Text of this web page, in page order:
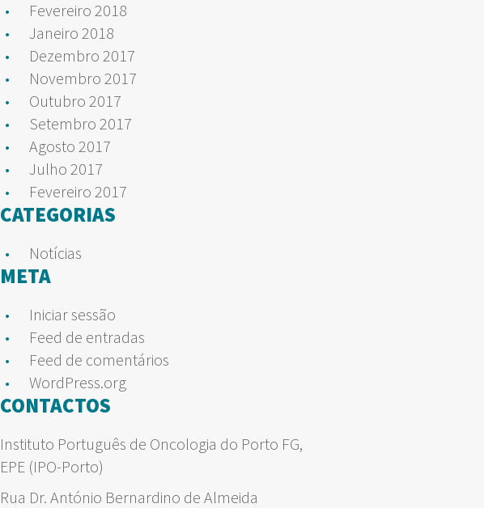
Fevereiro 2018
Janeiro 2018
Dezembro 2017
Novembro 2017
Outubro 2017
Setembro 2017
Agosto 2017
Julho 2017
Fevereiro 2017
CATEGORIAS
Notícias
META
Iniciar sessão
Feed de entradas
Feed de comentários
WordPress.org
CONTACTOS
Instituto Português de Oncologia do Porto FG,
EPE (IPO-Porto)
Rua Dr. António Bernardino de Almeida